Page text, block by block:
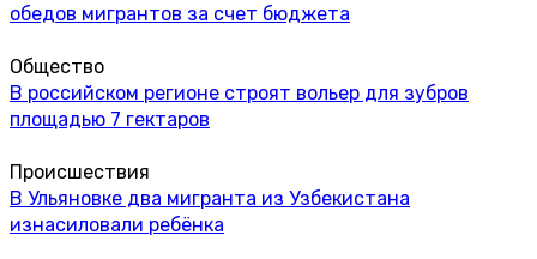
обедов мигрантов за счет бюджета
Общество
В российском регионе строят вольер для зубров
площадью 7 гектаров
Происшествия
В Ульяновке два мигранта из Узбекистана
изнасиловали ребёнка